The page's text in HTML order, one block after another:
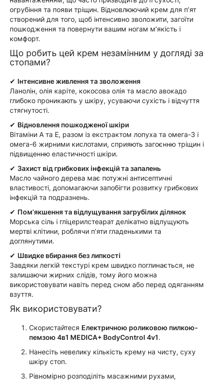
огрубіння та появи тріщин. Відновлюючий крем для п’ят
створений для того, щоб інтенсивно зволожити, загоїти
пошкодження та повернути вашим ногам м’якість і
комфорт.
Що робить цей крем незамінним у догляді за
стопами?
✔ Інтенсивне живлення та зволоження
Ланолін, олія каріте, кокосова олія та масло авокадо
глибоко проникають у шкіру, усуваючи сухість і відчуття
стягнутості.
✔ Відновлення пошкодженої шкіри
Вітаміни А та Е, разом із екстрактом лопуха та омега-3 і
омега-6 жирними кислотами, сприяють загоєнню тріщин і
підвищенню еластичності шкіри.
✔ Захист від грибкових інфекцій та запалень
Масло чайного дерева має потужні антисептичні
властивості, допомагаючи запобігти розвитку грибкових
інфекцій та подразнень.
✔ Пом’якшення та відлущування загрубілих ділянок
Морська сіль і гліцерилстеарат делікатно відлущують
мертві клітини, роблячи п’яти гладенькими та
доглянутими.
✔ Швидке вбирання без липкості
Завдяки легкій текстурі крем швидко поглинається, не
залишаючи жирних слідів, тому його можна
використовувати навіть перед сном або перед одяганням
взуття.
Як використовувати?
Скористайтеся Електричною роликовою пилкою-
пемзою 4в1 MEDICA+ BodyControl 4v1.
Нанесіть невелику кількість крему на чисту, суху
шкіру стоп.
Рівномірно розподіліть масажними рухами,